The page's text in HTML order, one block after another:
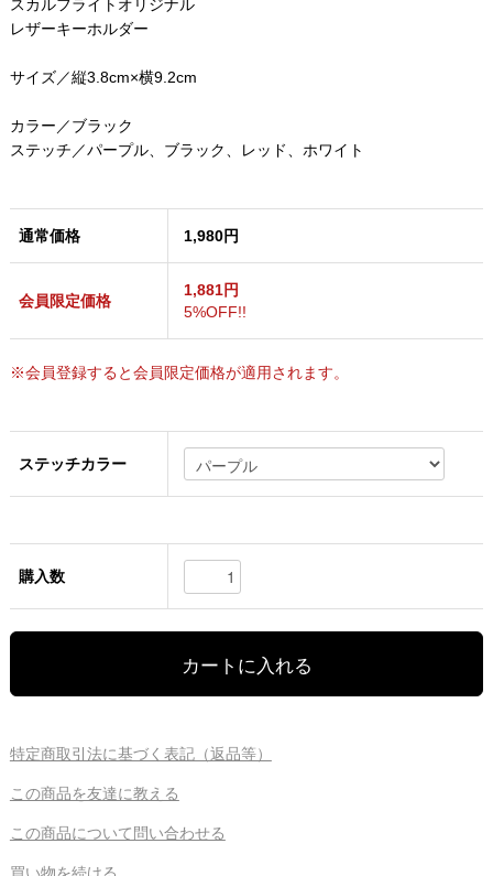
スカルフライトオリジナル
レザーキーホルダー
サイズ／縦3.8cm×横9.2cm
カラー／ブラック
ステッチ／パープル、ブラック、レッド、ホワイト
通常価格 1,980円
会員限定価格
1,881円
5%OFF!!
※会員登録すると会員限定価格が適用されます。
ステッチカラー
購入数
特定商取引法に基づく表記（返品等）
この商品を友達に教える
この商品について問い合わせる